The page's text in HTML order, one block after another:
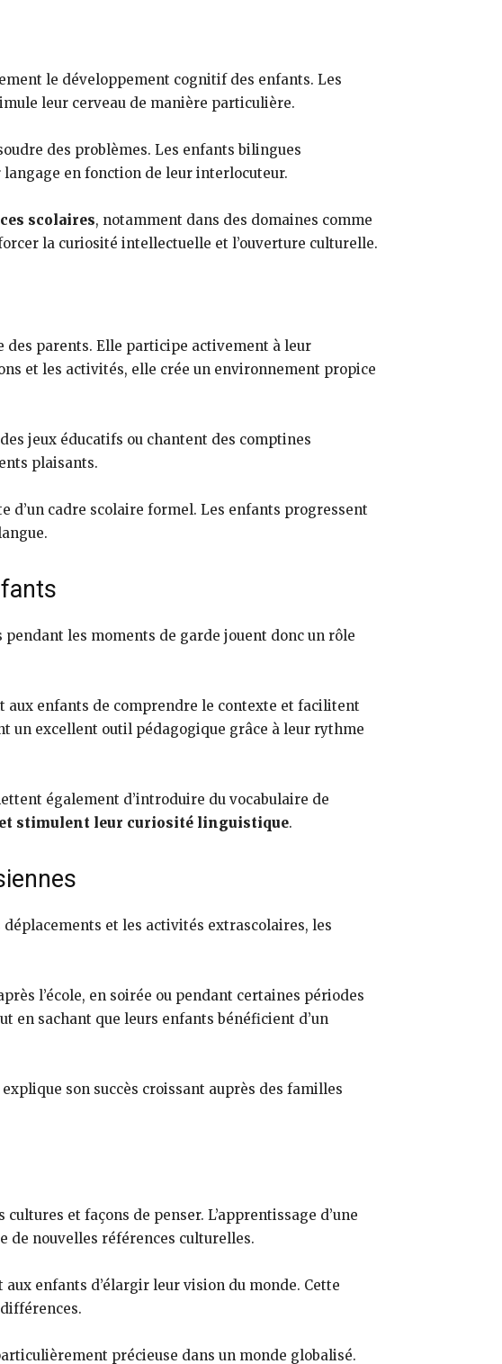
le développement cognitif des enfants. Les
leur cerveau de manière particulière.
des problèmes. Les enfants bilingues
en fonction de leur interlocuteur.
scolaires, notamment dans des domaines comme
la curiosité intellectuelle et l’ouverture culturelle.
des parents. Elle participe activement à leur
et les activités, elle crée un environnement propice
jeux éducatifs ou chantent des comptines
plaisants.
d’un cadre scolaire formel. Les enfants progressent
pendant les moments de garde jouent donc un rôle
enfants de comprendre le contexte et facilitent
un excellent outil pédagogique grâce à leur rythme
également d’introduire du vocabulaire de
stimulent leur curiosité linguistique.
et les activités extrascolaires, les
l’école, en soirée ou pendant certaines périodes
en sachant que leurs enfants bénéficient d’un
explique son succès croissant auprès des familles
et façons de penser. L’apprentissage d’une
de nouvelles références culturelles.
enfants d’élargir leur vision du monde. Cette
précieuse dans un monde globalisé.